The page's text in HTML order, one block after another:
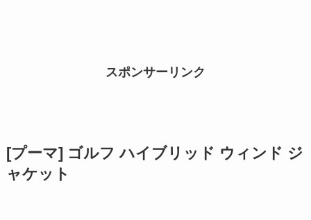
スポンサーリンク
[プーマ] ゴルフ ハイブリッド ウィンド ジ
ャケット